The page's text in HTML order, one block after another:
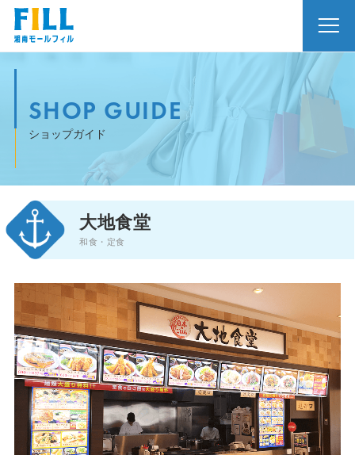
SHOP GUIDE
ショップガイド
大地食堂
和食・定食